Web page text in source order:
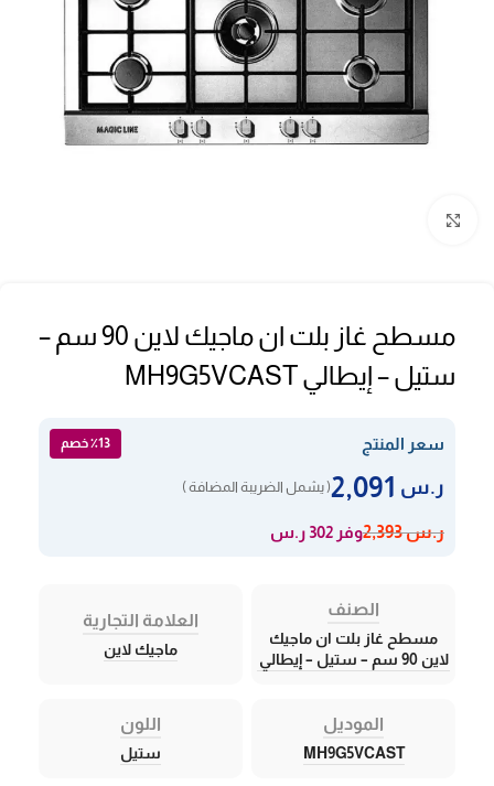
مسطح غاز بلت ان ماجيك لاين 90 سم –
ستيل – إيطالي MH9G5VCAST
سعر المنتج ٪13 خصم
ر.س ( يشمل الضريبة المضافة )
ر.س2,393 وفر 302 ر.س
الصنف
مسطح غاز بلت ان ماجيك
لاين 90 سم – ستيل – إيطالي
العلامة التجارية
ماجيك لاين
الموديل
MH9G5VCAST
اللون
ستيل